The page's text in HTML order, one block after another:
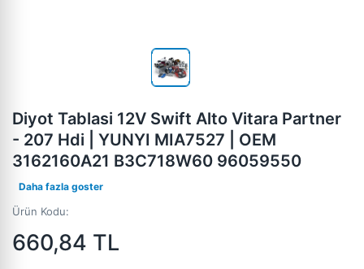
Diyot Tablasi 12V Swift Alto Vitara Partner
- 207 Hdi | YUNYI MIA7527 | OEM
3162160A21 B3C718W60 96059550
Daha fazla goster
Ürün Kodu:
660,84 TL